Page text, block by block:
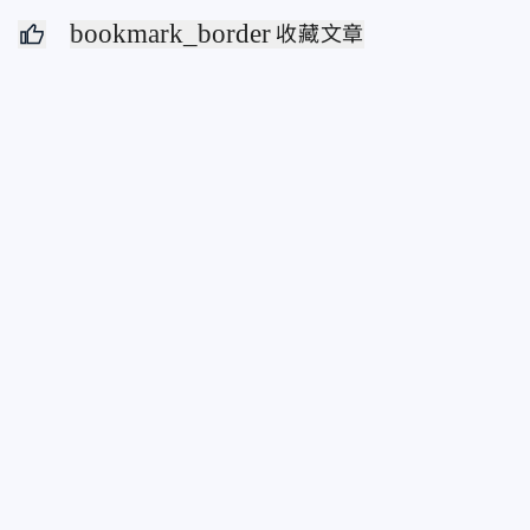
bookmark_border 收藏文章